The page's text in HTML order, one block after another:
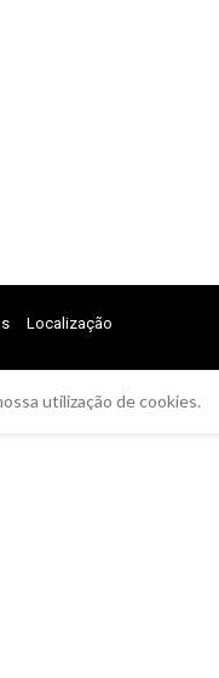
Localização
utilização de cookies.